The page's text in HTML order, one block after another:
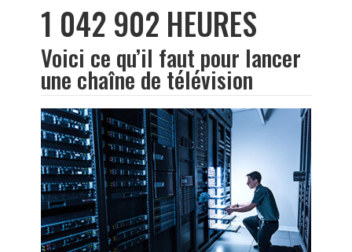
1 042 902 HEURES
Voici ce qu’il faut pour lancer
une chaîne de télévision